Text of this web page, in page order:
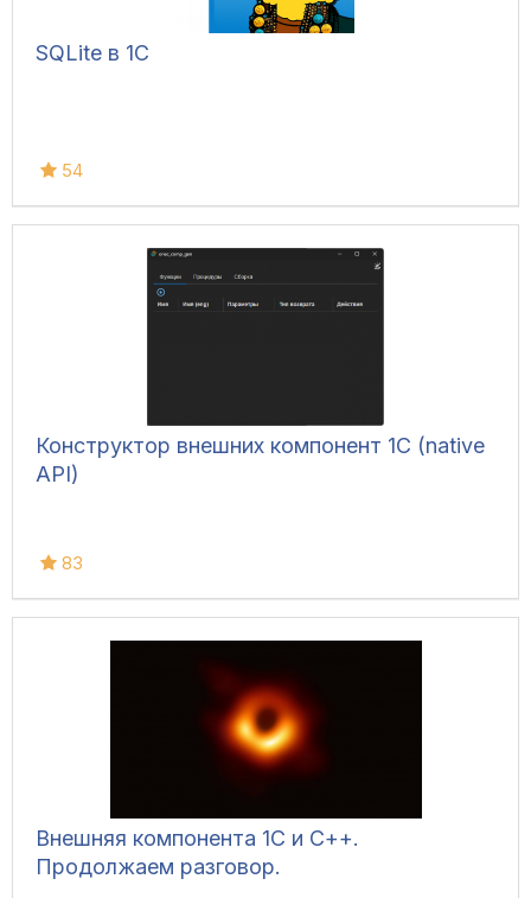
SQLite в 1С
54
Конструктор внешних компонент 1C (native
API)
83
Внешняя компонента 1С и С++.
Продолжаем разговор.